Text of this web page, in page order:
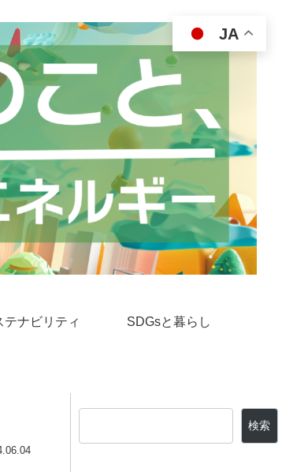
テナビリティ SDGsと暮らし
検索
JA